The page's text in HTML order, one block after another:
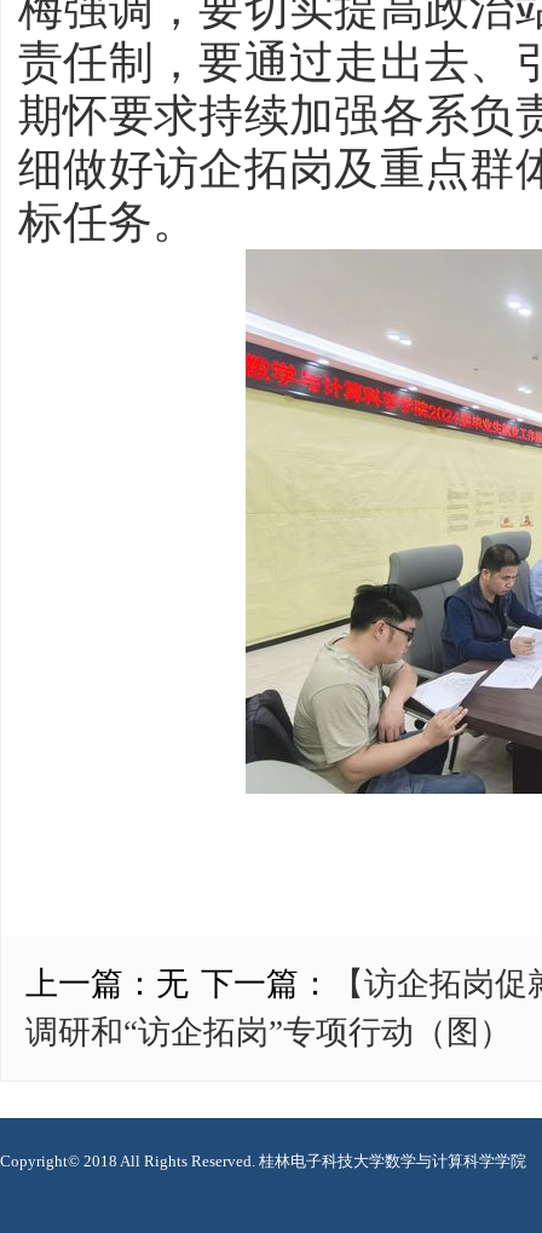
责任制，要通过走出去、
期怀要求持续加强各系负
细做好访企拓岗及重点群
标任务。
上一篇： 无 下一篇：
【访企拓岗
调研和“访企拓岗”专项行动（图）
Copyright© 2018 All Rights Reserved. 桂林电子科技大学数学与计算科学学院